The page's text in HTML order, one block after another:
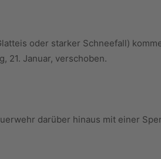
oder starker Schneefall)
21. Januar, verschoben.
darüber hinaus mit einer